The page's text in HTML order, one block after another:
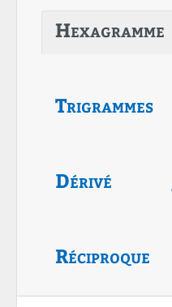
Hexagramme
Trigrammes
Dérivé
Réciproque